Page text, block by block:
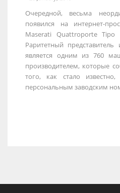
Очередной, весьма
появился на интернет-
Maserati Quattroporte Tipo
Раритетный представитель
является одним из 760
производителем, которые
того, как стало
персональным заводским